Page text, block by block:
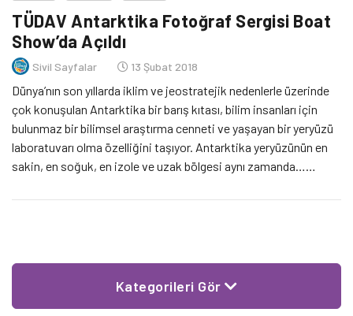
TÜDAV Antarktika Fotoğraf Sergisi Boat
Show’da Açıldı
Sivil Sayfalar 13 Şubat 2018
Dünya’nın son yıllarda iklim ve jeostratejik nedenlerle üzerinde
çok konuşulan Antarktika bir barış kıtası, bilim insanları için
bulunmaz bir bilimsel araştırma cenneti ve yaşayan bir yeryüzü
laboratuvarı olma özelliğini taşıyor. Antarktika yeryüzünün en
sakin, en soğuk, en izole ve uzak bölgesi aynı zamanda…
[…]
Kategorileri Gör